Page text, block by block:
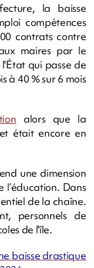
la baisse
compétences
contrats contre
maires par le
qui passe de
à 40 % sur 6 mois
alors que la
était encore en
une dimension
l’éducation. Dans
de la chaîne.
personnels de
de l'île.
baisse drastique